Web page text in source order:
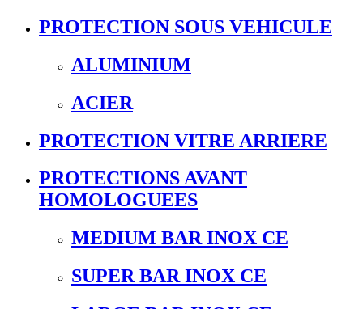
PROTECTION SOUS VEHICULE
ALUMINIUM
ACIER
PROTECTION VITRE ARRIERE
PROTECTIONS AVANT
HOMOLOGUEES
MEDIUM BAR INOX CE
SUPER BAR INOX CE